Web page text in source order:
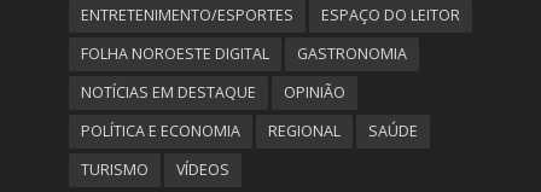
ENTRETENIMENTO/ESPORTES
ESPAÇO DO LEITOR
FOLHA NOROESTE DIGITAL
GASTRONOMIA
NOTÍCIAS EM DESTAQUE
OPINIÃO
POLÍTICA E ECONOMIA
REGIONAL
SAÚDE
TURISMO
VÍDEOS